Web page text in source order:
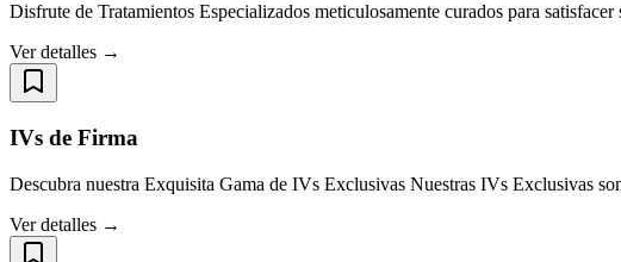
Disfrute de Tratamientos Especializados meticulosamente curados para
Ver detalles →
IVs de Firma
Descubra nuestra Exquisita Gama de IVs Exclusivas Nuestras IVs Exclusivas
Ver detalles →